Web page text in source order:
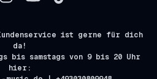
ist gerne für dich
da!
bis samstags von 9 bis 20 Uhr
hier: